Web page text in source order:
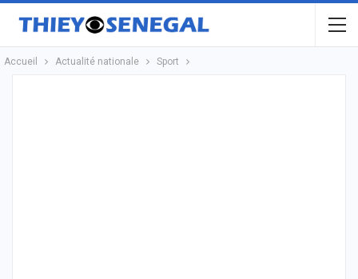
Accueil Actualité nationale Sport